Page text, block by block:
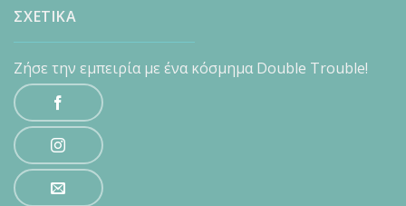
ΣΧΕΤΙΚΑ
Ζήσε την εμπειρία με ένα κόσμημα Double Trouble!